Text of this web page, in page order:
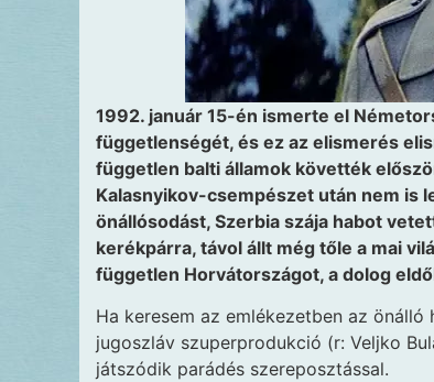
1992. január 15-én ismerte el
függetlenségét, és ez az elismerés
független balti államok követték
Kalasnyikov-csempészet után nem is
önállósodást, Szerbia szája habot
kerékpárra, távol állt még tőle a mai
független Horvátországot, a dolog
Ha keresem az emlékezetben az
jugoszláv szuperprodukció (r: Veljko
játszódik parádés szereposztással.